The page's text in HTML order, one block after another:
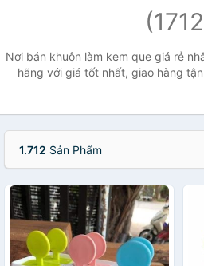
Nơi bán khuôn làm kem que giá rẻ
hãng với giá tốt nhất, giao hàng
1.712 Sản Phẩm